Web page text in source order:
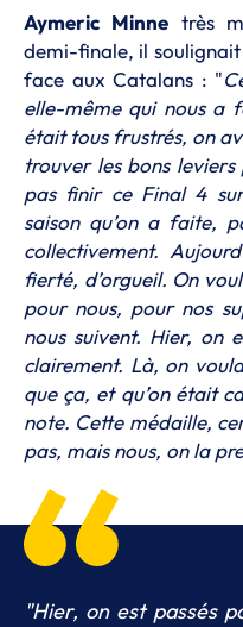
Aymeric Minne très
demi-finale, il
face aux Catalans : "
elle-même qui nous a
était tous frustrés, on
trouver les bons
pas finir ce Final 4
saison qu’on a faite,
collectivement.
fierté, d’orgueil. On
pour nous, pour nos
nous suivent. Hier, on
clairement. Là, on
que ça, et qu’on était
note. Cette médaille,
pas, mais nous, on la
"Hier, on est passés